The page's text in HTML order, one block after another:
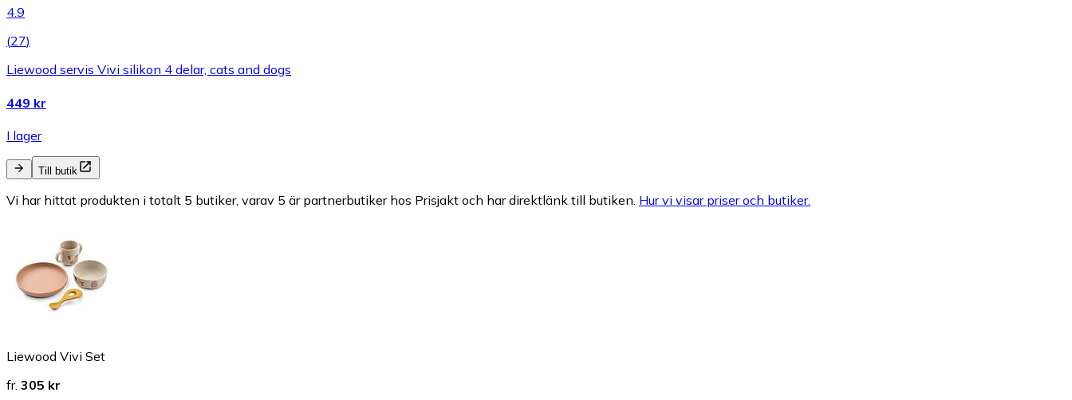
4.9
(27)
Liewood servis Vivi silikon 4 delar, cats and dogs
449 kr
I lager
Till butik
Vi har hittat produkten i totalt 5 butiker, varav 5 är partnerbutiker hos Prisjakt och har direktlänk till butiken. Hur vi visar priser och butiker.
Liewood Vivi Set
fr. 305 kr